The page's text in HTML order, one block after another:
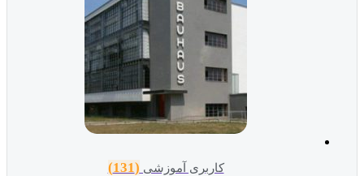
کاربری آموزشی (131)